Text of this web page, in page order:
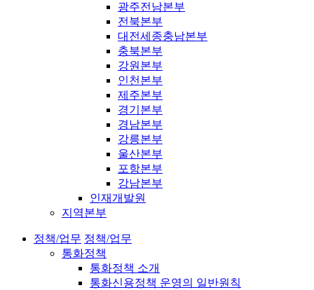
광주전남본부
전북본부
대전세종충남본부
충북본부
강원본부
인천본부
제주본부
경기본부
경남본부
강릉본부
울산본부
포항본부
강남본부
인재개발원
지역본부
정책/업무 정책/업무
통화정책
통화정책 소개
통화신용정책 운영의 일반원칙